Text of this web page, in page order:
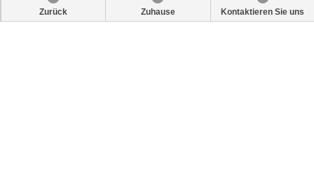
Zurück Zuhause Kontaktieren Sie uns